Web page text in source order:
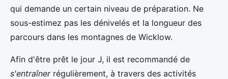
qui demande un certain niveau de préparation. Ne
sous-estimez pas les dénivelés et la longueur des
parcours dans les montagnes de Wicklow.
Afin d'être prêt le jour J, il est recommandé de
s'entraînerrégulièrement, à travers des activités